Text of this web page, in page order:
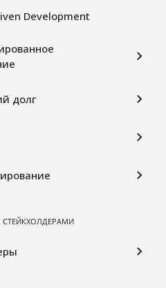
Development
долг